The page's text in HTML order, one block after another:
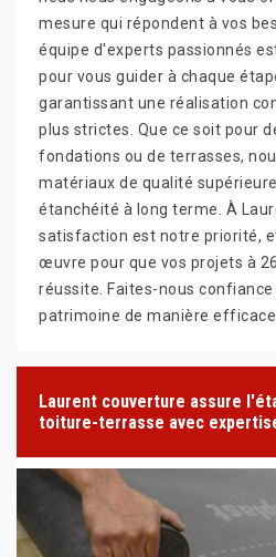
mesure qui répondent à vos
équipe d'experts passionnés
pour vous guider à chaque
garantissant une réalisation
plus strictes. Que ce soit pour
fondations ou de terrasses,
matériaux de qualité
étanchéité à long terme. À
satisfaction est notre priorité,
œuvre pour que vos projets à
réussite. Faites-nous
patrimoine de manière efficace
Laurent couverture assure
toiture-terrasse avec